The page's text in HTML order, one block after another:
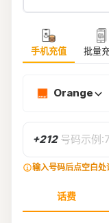
手机充值 批量
Orange
+212 号码示例
输入号码后点空白处
话费